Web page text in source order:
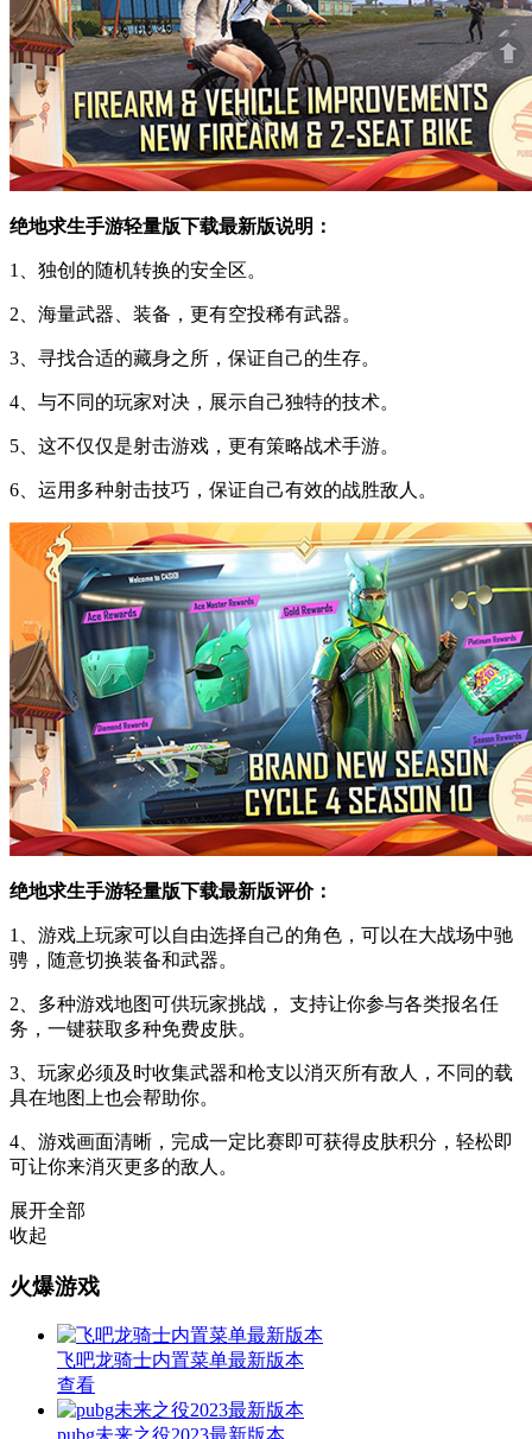
绝地求生手游轻量版下载最新版说明：
1、独创的随机转换的安全区。
2、海量武器、装备，更有空投稀有武器。
3、寻找合适的藏身之所，保证自己的生存。
4、与不同的玩家对决，展示自己独特的技术。
5、这不仅仅是射击游戏，更有策略战术手游。
6、运用多种射击技巧，保证自己有效的战胜敌人。
绝地求生手游轻量版下载最新版评价：
1、游戏上玩家可以自由选择自己的角色，可以在大战场中驰
骋，随意切换装备和武器。
2、多种游戏地图可供玩家挑战， 支持让你参与各类报名任
务，一键获取多种免费皮肤。
3、玩家必须及时收集武器和枪支以消灭所有敌人，不同的载
具在地图上也会帮助你。
4、游戏画面清晰，完成一定比赛即可获得皮肤积分，轻松即
可让你来消灭更多的敌人。
展开全部
收起
火爆游戏
飞吧龙骑士内置菜单最新版本
查看